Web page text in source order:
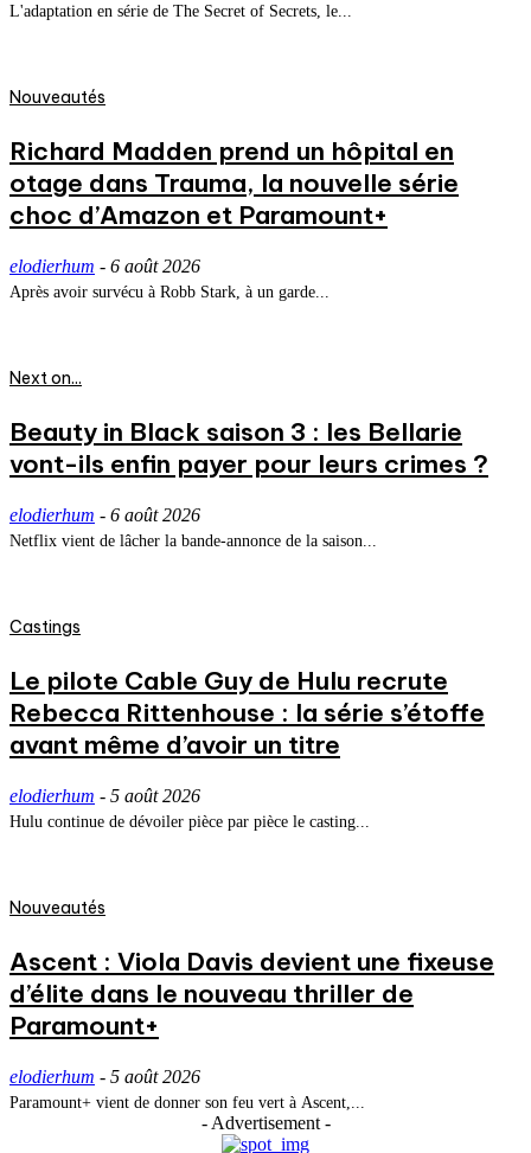
L'adaptation en série de The Secret of Secrets, le...
Nouveautés
Richard Madden prend un hôpital en
otage dans Trauma, la nouvelle série
choc d’Amazon et Paramount+
elodierhum - 6 août 2026
Après avoir survécu à Robb Stark, à un garde...
Next on...
Beauty in Black saison 3 : les Bellarie
vont-ils enfin payer pour leurs crimes ?
elodierhum - 6 août 2026
Netflix vient de lâcher la bande-annonce de la saison...
Castings
Le pilote Cable Guy de Hulu recrute
Rebecca Rittenhouse : la série s’étoffe
avant même d’avoir un titre
elodierhum - 5 août 2026
Hulu continue de dévoiler pièce par pièce le casting...
Nouveautés
Ascent : Viola Davis devient une fixeuse
d’élite dans le nouveau thriller de
Paramount+
elodierhum - 5 août 2026
Paramount+ vient de donner son feu vert à Ascent,...
- Advertisement -